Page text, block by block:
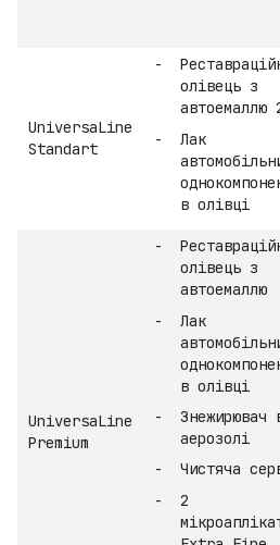
UniversaLine
Standart
олівець з
автоемаллю
Лак
в олівці
UniversaLine
Premium
олівець з
автоемаллю
Лак
в олівці
Знежирювач
аерозолі
Чистяча
2